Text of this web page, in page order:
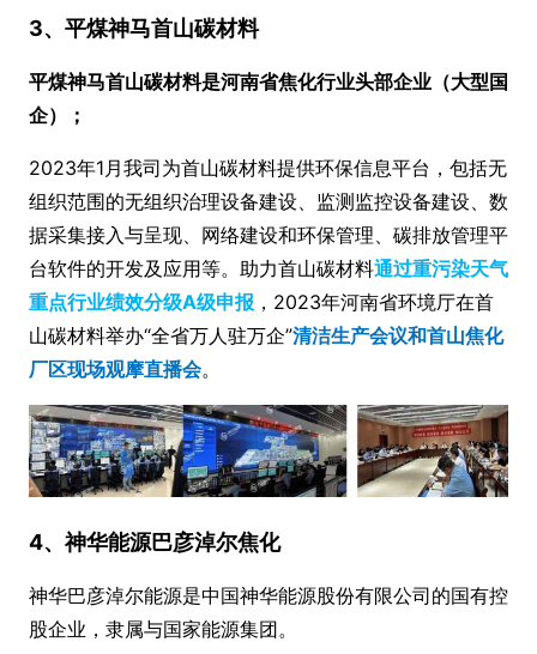
3、平煤神马首山碳材料
平煤神马首山碳材料是河南省焦化行业头部企业（大型国
企）；
2023年1月我司为首山碳材料提供环保信息平台，包括无
组织范围的无组织治理设备建设、监测监控设备建设、数
据采集接入与呈现、网络建设和环保管理、碳排放管理平
台软件的开发及应用等。助力首山碳材料通过重污染天气
重点行业绩效分级A级申报 ，2023年河南省环境厅在首
山碳材料举办“全省万人驻万企”清洁生产会议和首山焦化
厂区现场观摩直播会。
4、神华能源巴彦淖尔焦化
神华巴彦淖尔能源是中国神华能源股份有限公司的国有控
股企业，隶属与国家能源集团。